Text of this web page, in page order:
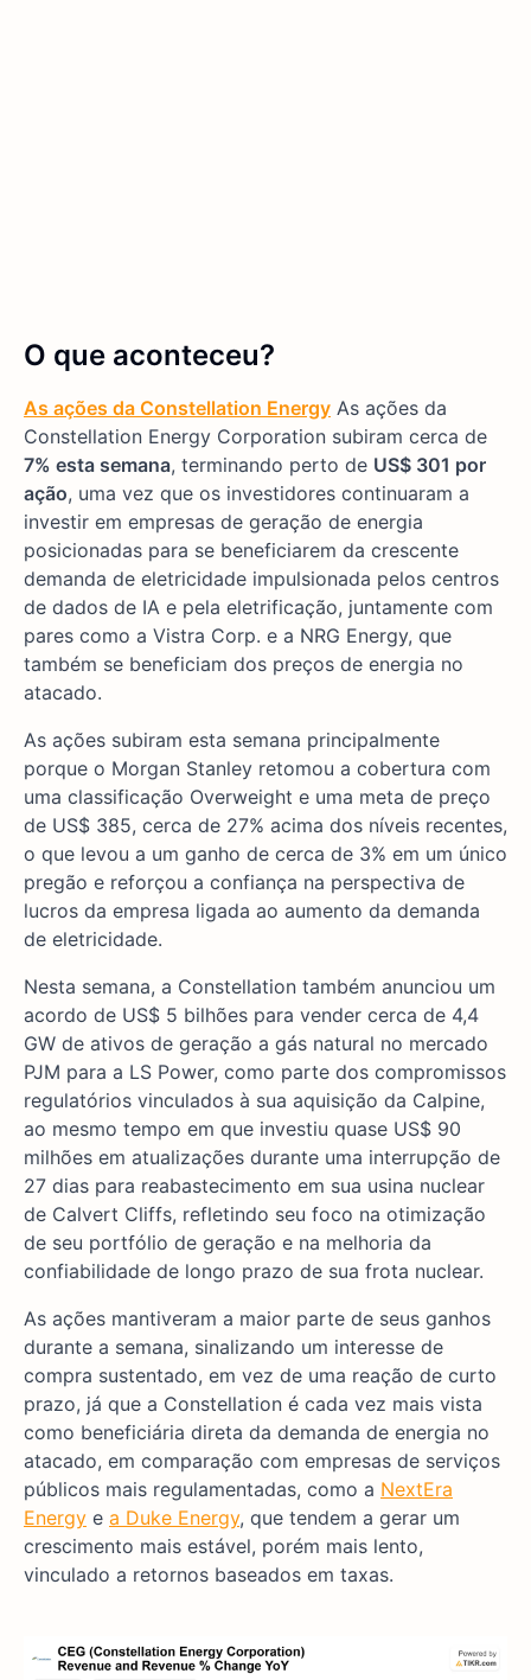
O que aconteceu?
As ações da Constellation Energy As ações da
Constellation Energy Corporation subiram cerca de
7% esta semana, terminando perto de US$ 301 por
ação, uma vez que os investidores continuaram a
investir em empresas de geração de energia
posicionadas para se beneficiarem da crescente
demanda de eletricidade impulsionada pelos centros
de dados de IA e pela eletrificação, juntamente com
pares como a Vistra Corp. e a NRG Energy, que
também se beneficiam dos preços de energia no
atacado.
As ações subiram esta semana principalmente
porque o Morgan Stanley retomou a cobertura com
uma classificação Overweight e uma meta de preço
de US$ 385, cerca de 27% acima dos níveis recentes,
o que levou a um ganho de cerca de 3% em um único
pregão e reforçou a confiança na perspectiva de
lucros da empresa ligada ao aumento da demanda
de eletricidade.
Nesta semana, a Constellation também anunciou um
acordo de US$ 5 bilhões para vender cerca de 4,4
GW de ativos de geração a gás natural no mercado
PJM para a LS Power, como parte dos compromissos
regulatórios vinculados à sua aquisição da Calpine,
ao mesmo tempo em que investiu quase US$ 90
milhões em atualizações durante uma interrupção de
27 dias para reabastecimento em sua usina nuclear
de Calvert Cliffs, refletindo seu foco na otimização
de seu portfólio de geração e na melhoria da
confiabilidade de longo prazo de sua frota nuclear.
As ações mantiveram a maior parte de seus ganhos
durante a semana, sinalizando um interesse de
compra sustentado, em vez de uma reação de curto
prazo, já que a Constellation é cada vez mais vista
como beneficiária direta da demanda de energia no
atacado, em comparação com empresas de serviços
públicos mais regulamentadas, como a NextEra
Energy e a Duke Energy, que tendem a gerar um
crescimento mais estável, porém mais lento,
vinculado a retornos baseados em taxas.